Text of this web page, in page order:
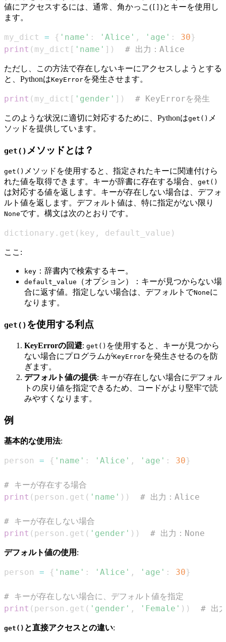
値にアクセスするには、通常、角かっこ(
)とキーを使用し
ます。
my_dict = { 'name' : 'Alice' , 'age' : 30}
print ( my_dict [ 'name' ] ) # 出力：Alice
ただし、この方法で存在しないキーにアクセスしようとする
と、PythonはKeyErrorを発生させます。
print ( my_dict [ 'gender' ] ) # KeyErrorを発生
このような状況に適切に対応するために、Pythonはget() メ
ソッドを提供しています。
get() メソッドとは？
get() メソッドを使用すると、指定されたキーに関連付けら
れた値を取得できます。キーが辞書に存在する場合、 get()
は対応する値を返します。キーが存在しない場合は、デフォ
ルト値を返します。デフォルト値は、特に指定がない限り
Noneです。構文は次のとおりです。
dictionary . get ( key , default_value )
ここ:
key ：辞書内で検索するキー。
default_value
（オプション）：キーが見つからない場
合に返す値。指定しない場合は、デフォルトでNoneに
なります。
get() を使用する利点
KeyErrorの回避: get() を使用すると、キーが見つから
ない場合にプログラムがKeyErrorを発生させるのを防
ぎます。
デフォルト値の提供: キーが存在しない場合にデフォル
トの戻り値を指定できるため、コードがより堅牢で読
みやすくなります。
例
基本的な使用法:
person = { 'name' : 'Alice' , 'age' : 30}
# キーが存在する場合
print ( person . get ( 'name' ) ) # 出力：Alice
# キーが存在しない場合
print ( person . get ( 'gender' ) ) # 出力：None
デフォルト値の使用 :
person = { 'name' : 'Alice' , 'age' : 30}
# キーが存在しない場合に、デフォルト値を指定
print ( person . get ( 'gender' , 'Female' ) ) # 出
get() と直接アクセスとの違い: